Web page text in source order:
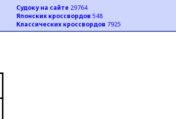
Судоку на сайте 29764
Японских кроссвордов 548
Классических кроссвордов 7925